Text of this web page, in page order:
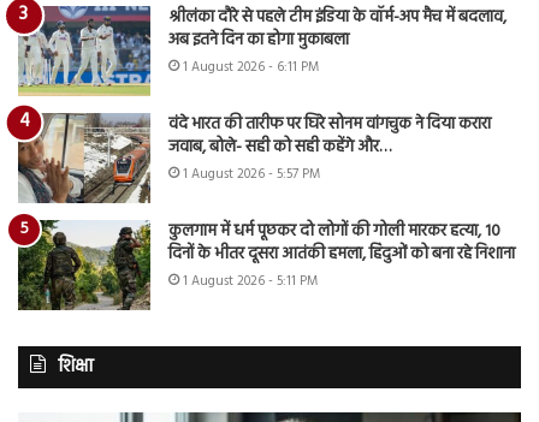
श्रीलंका दौरे से पहले टीम इंडिया के वॉर्म-अप मैच में बदलाव,
अब इतने दिन का होगा मुकाबला
1 August 2026 - 6:11 PM
वंदे भारत की तारीफ पर घिरे सोनम वांगचुक ने दिया करारा
जवाब, बोले- सही को सही कहेंगे और…
1 August 2026 - 5:57 PM
कुलगाम में धर्म पूछकर दो लोगों की गोली मारकर हत्या, 10
दिनों के भीतर दूसरा आतंकी हमला, हिंदुओं को बना रहे निशाना
1 August 2026 - 5:11 PM
शिक्षा